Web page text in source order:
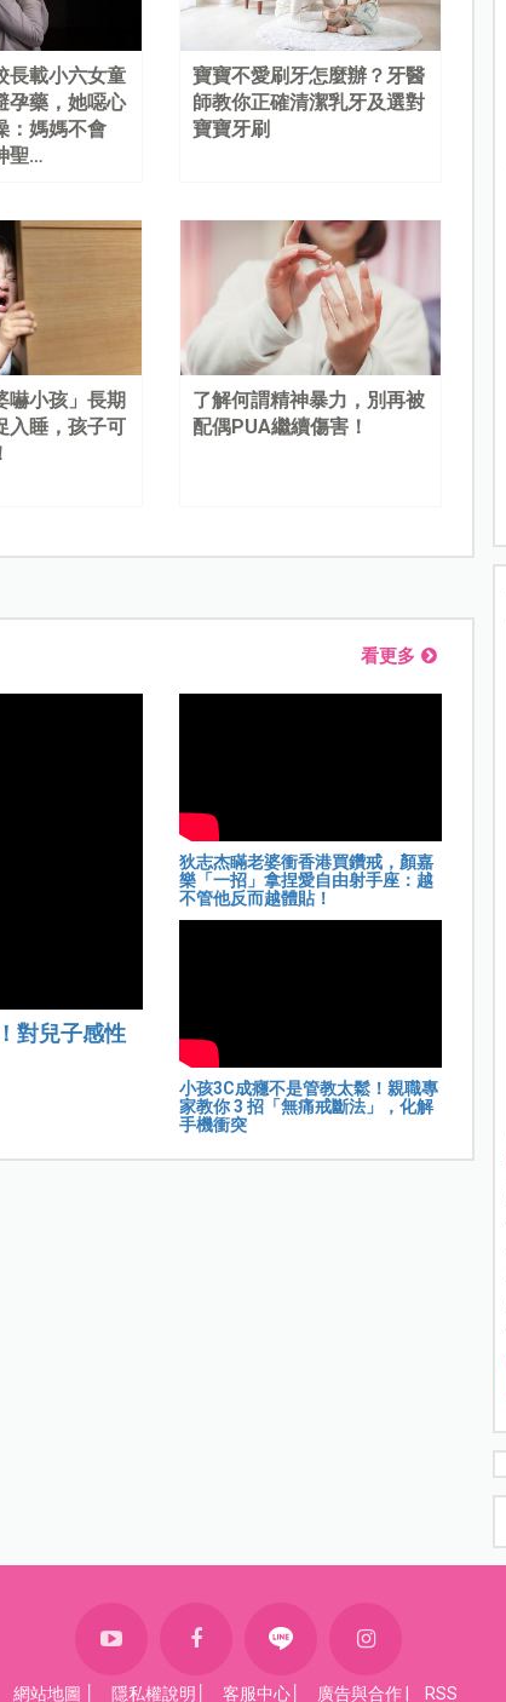
長載小六女童
孕藥，她噁心
：媽媽不會
聖…
寶寶不愛刷牙怎麼辦？牙醫
師教你正確清潔乳牙及選對
寶寶牙刷
嚇小孩」長期
入睡，孩子可
了解何謂精神暴力，別再被
配偶PUA繼續傷害！
看更多
對兒子感性
狄志杰瞞老婆衝香港買鑽戒，顏嘉
樂「一招」拿捏愛自由射手座：越
不管他反而越體貼！
小孩3C成癮不是管教太鬆！親職專
家教你 3 招「無痛戒斷法」，化解
手機衝突
網站地圖 隱私權說明 客服中心 廣告與合作 RSS